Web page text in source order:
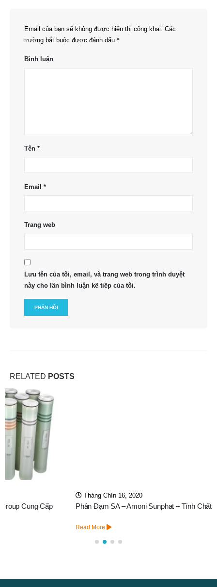
Email của bạn sẽ không được hiển thị công khai. Các
trường bắt buộc được đánh dấu *
Bình luận
Tên *
Email *
Trang web
Lưu tên của tôi, email, và trang web trong trình duyệt
này cho lần bình luận kế tiếp của tôi.
RELATED POSTS
Tháng Chín 16, 2020
Phân Đạm SA – Amoni Sunphat – Tính Chất – Ứng Dụng